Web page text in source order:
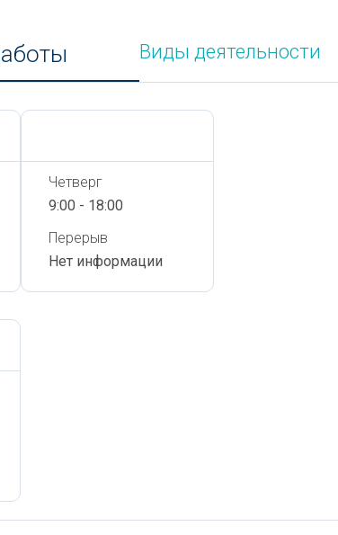
Виды деятельности
Четверг
9:00 - 18:00
Перерыв
Нет информации